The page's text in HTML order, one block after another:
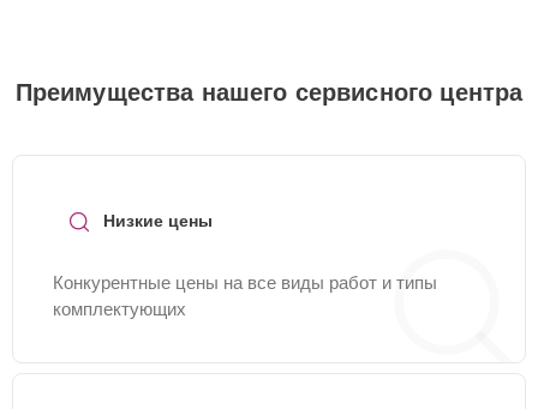
Преимущества нашего сервисного центра
Низкие цены
Конкурентные цены на все виды работ и типы
комплектующих